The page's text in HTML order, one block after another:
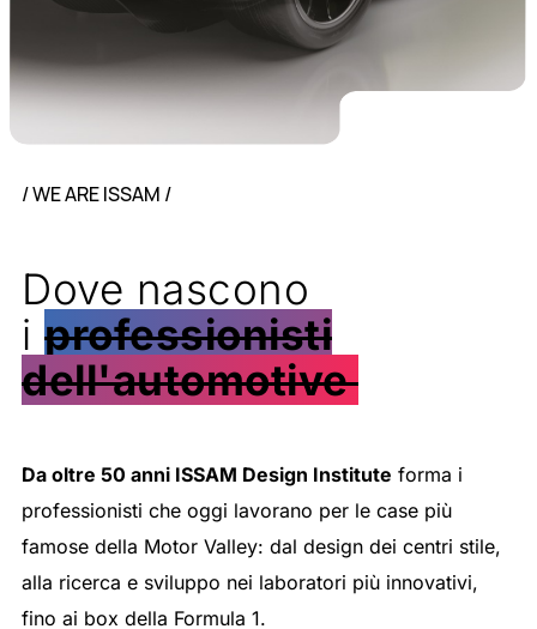
/ WE ARE ISSAM /
Dove nascono
i professionisti
dell'automotive
Da oltre 50 anni ISSAM Design Institute forma i
professionisti che oggi lavorano per le case più
famose della Motor Valley: dal design dei centri stile,
alla ricerca e sviluppo nei laboratori più innovativi,
fino ai box della Formula 1.